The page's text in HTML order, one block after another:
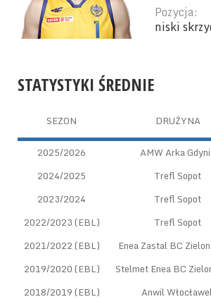
Pozycja:
niski
STATYSTYKI ŚREDNIE
SEZON DRUŻYNA
2025/2026 AMW Arka
2024/2025
Trefl Sopot
2023/2024
Trefl Sopot
2022/2023 (EBL)
Trefl Sopot
2021/2022 (EBL)
Enea Zastal BC
2019/2020 (EBL)
Stelmet Enea BC
2018/2019 (EBL)
Anwil